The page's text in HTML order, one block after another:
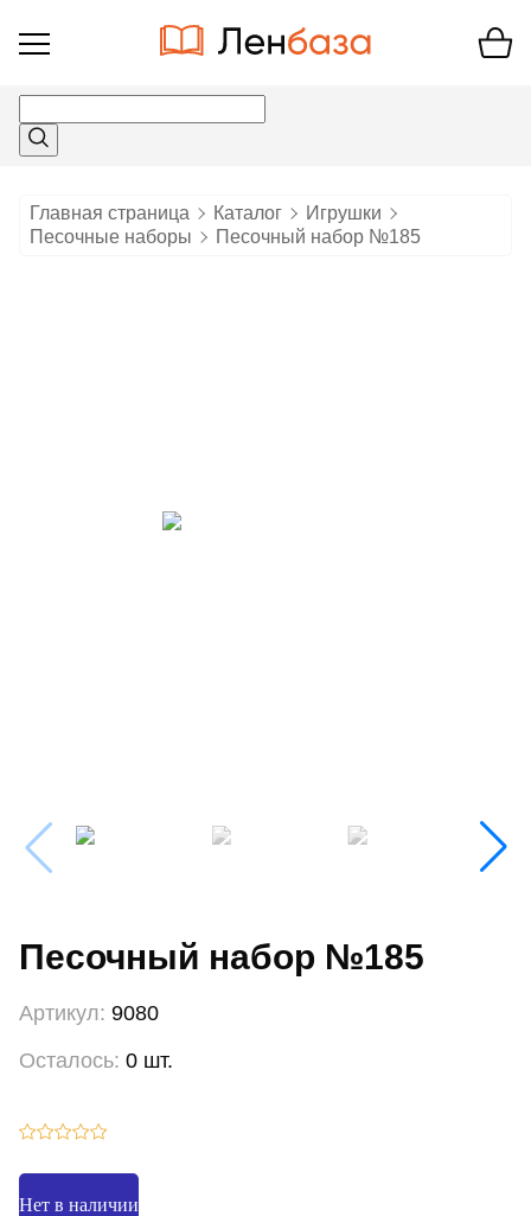
Открыть
Главная страница Каталог
Игрушки
Песочные наборы
Песочный набор №185
Песочный набор №185
Артикул: 9080
Осталось: 0 шт.
Нет в наличии